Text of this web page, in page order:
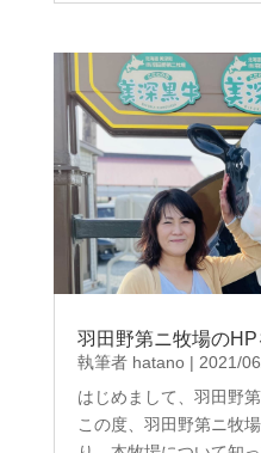
羽田野第ニ牧場のHP
執筆者 hatano| 2021/
はじめまして、羽田野
この度、羽田野第ニ牧